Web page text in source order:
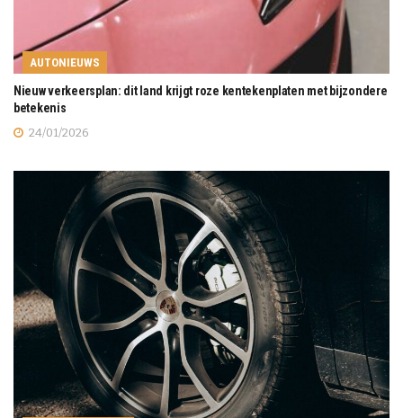
AUTONIEUWS
Nieuw verkeersplan: dit land krijgt roze kentekenplaten met bijzondere
betekenis
24/01/2026